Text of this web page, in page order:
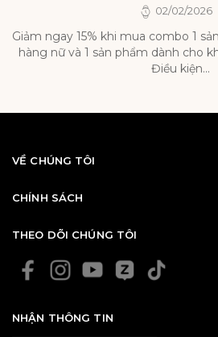
02/02/2026
Giảm ngay 15% khi mua combo 1
hàng nữ và 1 sản phẩm dành cho
Điều kiện...
VỀ CHÚNG TÔI
CHÍNH SÁCH
THEO DÕI CHÚNG TÔI
NHẬN THÔNG TIN